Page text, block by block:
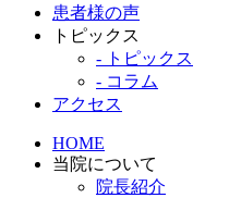
患者様の声
トピックス
- トピックス
- コラム
アクセス
HOME
当院について
院長紹介